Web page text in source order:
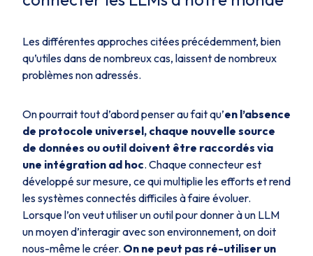
Les différentes approches citées précédemment, bien
qu’utiles dans de nombreux cas, laissent de nombreux
problèmes non adressés.
On pourrait tout d’abord penser au fait qu’en l’absence
de protocole universel, chaque nouvelle source
de données ou outil doivent être raccordés via
une intégration ad hoc. Chaque connecteur est
développé sur mesure, ce qui multiplie les efforts et rend
les systèmes connectés difficiles à faire évoluer​.
Lorsque l’on veut utiliser un outil pour donner à un LLM
un moyen d’interagir avec son environnement, on doit
nous-même le créer. On ne peut pas ré-utiliser un